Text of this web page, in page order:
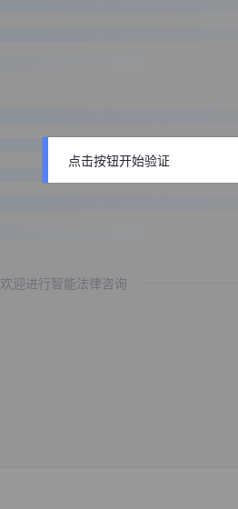
欢迎进行智能法律咨询
点击按钮开始验证